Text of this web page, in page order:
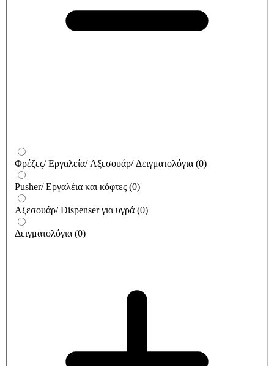
Φρέζες/ Εργαλεία/ Αξεσουάρ/ Δειγματολόγια (0)
Pusher/ Εργαλέια και κόφτες (0)
Αξεσουάρ/ Dispenser για υγρά (0)
Δειγματολόγια (0)